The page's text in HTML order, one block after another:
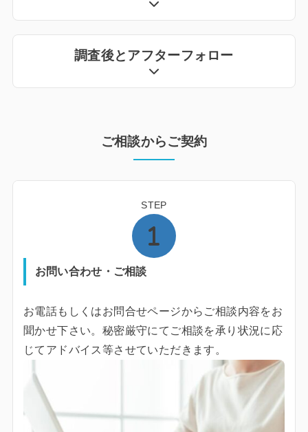
調査後とアフターフォロー
ご相談からご契約
STEP
お問い合わせ・ご相談
お電話もしくはお問合せページからご相談内容をお
聞かせ下さい。秘密厳守にてご相談を承り状況に応
じてアドバイス等させていただきます。